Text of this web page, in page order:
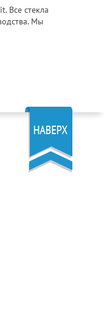
Все стекла
Мы